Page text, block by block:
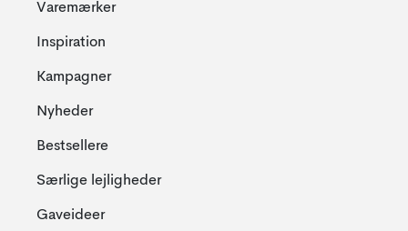
Varemærker
Inspiration
Kampagner
Nyheder
Bestsellere
Særlige lejligheder
Gaveideer